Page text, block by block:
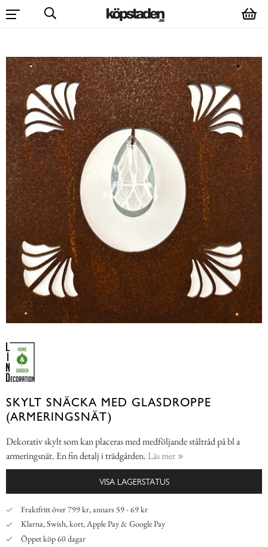
SKYLT SNÄCKA MED GLASDROPPE
(ARMERINGSNÄT)
Dekorativ skylt som kan placeras med medföljande ståltråd på bl a
armeringsnät. En fin detalj i trädgården. Läs mer
VISA LAGERSTATUS
Fraktfritt över 799 kr, annars 59 - 69 kr
Klarna, Swish, kort, Apple Pay & Google Pay
Öppet köp 60 dagar